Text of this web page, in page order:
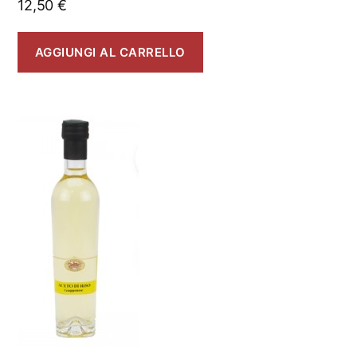
12,50 €
AGGIUNGI AL CARRELLO